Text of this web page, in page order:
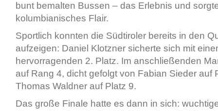
bunt bemalten Bussen – das Erlebnis und
kolumbianisches Flair.
Sportlich konnten die Südtiroler bereits in den
aufzeigen: Daniel Klotzner sicherte sich mit
hervorragenden 2. Platz. Im anschließenden
auf Rang 4, dicht gefolgt von Fabian Sieder auf
Thomas Waldner auf Platz 9.
Das große Finale hatte es dann in sich: